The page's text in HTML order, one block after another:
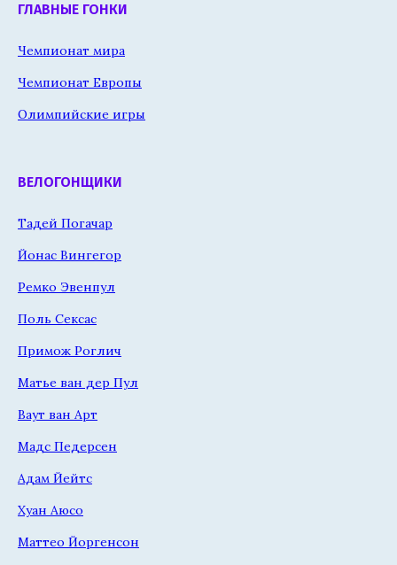
ГЛАВНЫЕ ГОНКИ
Чемпионат мира
Чемпионат Европы
Олимпийские игры
ВЕЛОГОНЩИКИ
Тадей Погачар
Йонас Вингегор
Ремко Эвенпул
Поль Сексас
Примож Роглич
Матье ван дер Пул
Ваут ван Арт
Мадс Педерсен
Адам Йейтс
Хуан Аюсо
Маттео Йоргенсон